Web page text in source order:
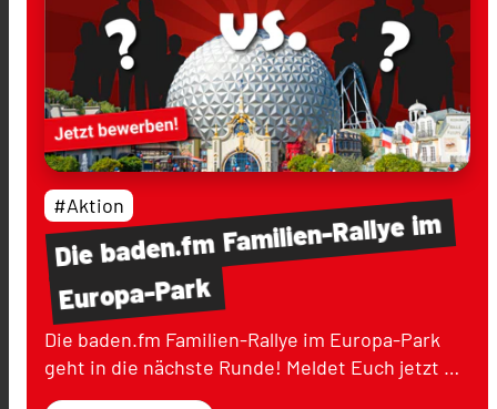
Diebaden.fmFamilien-Rallyeim
Europa-Park
#Aktion
Die baden.fm Familien-Rallye im Europa-Park
geht in die nächste Runde! Meldet Euch jetzt …